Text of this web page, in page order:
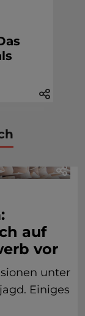
auf
vor
unter
Einiges